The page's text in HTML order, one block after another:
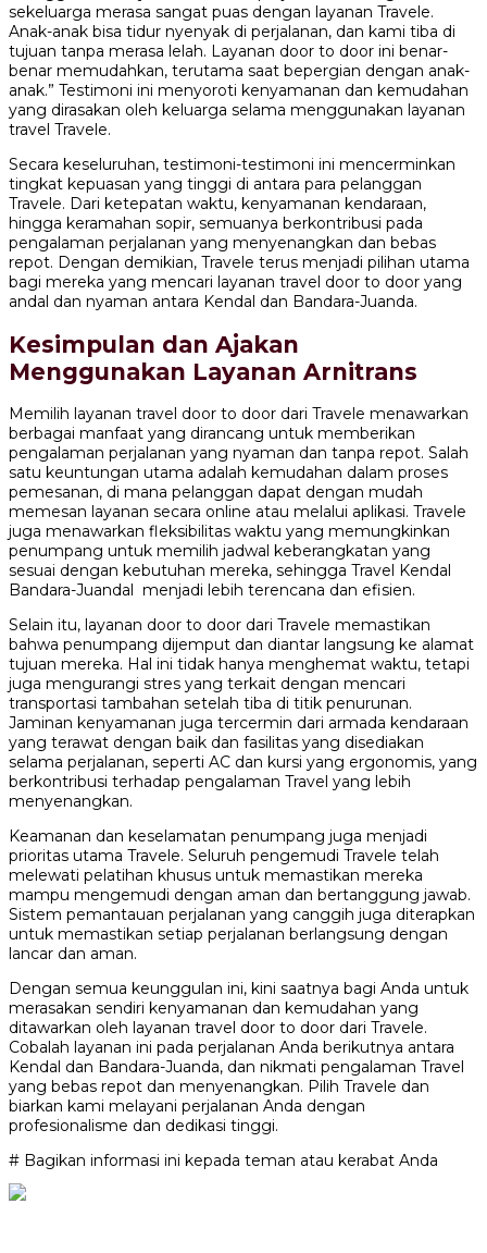
sekeluarga merasa sangat puas dengan layanan Travele.
Anak-anak bisa tidur nyenyak di perjalanan, dan kami tiba di
tujuan tanpa merasa lelah. Layanan door to door ini benar-
benar memudahkan, terutama saat bepergian dengan anak-
anak.” Testimoni ini menyoroti kenyamanan dan kemudahan
yang dirasakan oleh keluarga selama menggunakan layanan
travel Travele.
Secara keseluruhan, testimoni-testimoni ini mencerminkan
tingkat kepuasan yang tinggi di antara para pelanggan
Travele. Dari ketepatan waktu, kenyamanan kendaraan,
hingga keramahan sopir, semuanya berkontribusi pada
pengalaman perjalanan yang menyenangkan dan bebas
repot. Dengan demikian, Travele terus menjadi pilihan utama
bagi mereka yang mencari layanan travel door to door yang
andal dan nyaman antara Kendal dan Bandara-Juanda.
Kesimpulan dan Ajakan
Menggunakan Layanan Arnitrans
Memilih layanan travel door to door dari Travele menawarkan
berbagai manfaat yang dirancang untuk memberikan
pengalaman perjalanan yang nyaman dan tanpa repot. Salah
satu keuntungan utama adalah kemudahan dalam proses
pemesanan, di mana pelanggan dapat dengan mudah
memesan layanan secara online atau melalui aplikasi. Travele
juga menawarkan fleksibilitas waktu yang memungkinkan
penumpang untuk memilih jadwal keberangkatan yang
sesuai dengan kebutuhan mereka, sehingga Travel Kendal
Bandara-Juandal menjadi lebih terencana dan efisien.
Selain itu, layanan door to door dari Travele memastikan
bahwa penumpang dijemput dan diantar langsung ke alamat
tujuan mereka. Hal ini tidak hanya menghemat waktu, tetapi
juga mengurangi stres yang terkait dengan mencari
transportasi tambahan setelah tiba di titik penurunan.
Jaminan kenyamanan juga tercermin dari armada kendaraan
yang terawat dengan baik dan fasilitas yang disediakan
selama perjalanan, seperti AC dan kursi yang ergonomis, yang
berkontribusi terhadap pengalaman Travel yang lebih
menyenangkan.
Keamanan dan keselamatan penumpang juga menjadi
prioritas utama Travele. Seluruh pengemudi Travele telah
melewati pelatihan khusus untuk memastikan mereka
mampu mengemudi dengan aman dan bertanggung jawab.
Sistem pemantauan perjalanan yang canggih juga diterapkan
untuk memastikan setiap perjalanan berlangsung dengan
lancar dan aman.
Dengan semua keunggulan ini, kini saatnya bagi Anda untuk
merasakan sendiri kenyamanan dan kemudahan yang
ditawarkan oleh layanan travel door to door dari Travele.
Cobalah layanan ini pada perjalanan Anda berikutnya antara
Kendal dan Bandara-Juanda, dan nikmati pengalaman Travel
yang bebas repot dan menyenangkan. Pilih Travele dan
biarkan kami melayani perjalanan Anda dengan
profesionalisme dan dedikasi tinggi.
# Bagikan informasi ini kepada teman atau kerabat Anda